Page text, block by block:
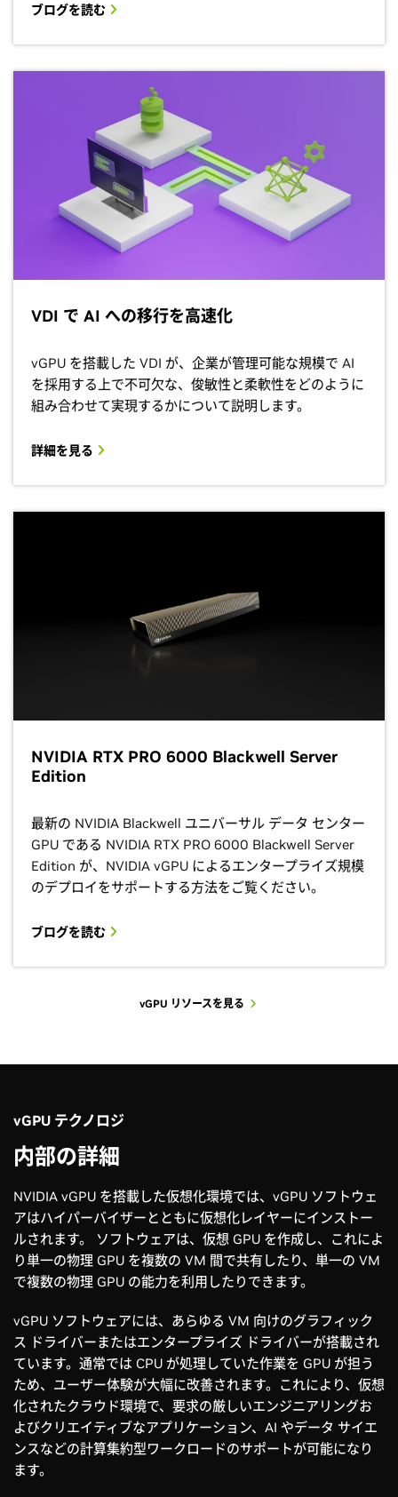
ブログを読む
VDI で AI への移行を高速化
vGPU を搭載した VDI が、企業が管理可能な規模で AI
を採用する上で不可欠な、俊敏性と柔軟性をどのように
組み合わせて実現するかについて説明します。
詳細を見る
NVIDIA RTX PRO 6000 Blackwell Server
Edition
最新の NVIDIA Blackwell ユニバーサル データ センター
GPU である NVIDIA RTX PRO 6000 Blackwell Server
Edition が、NVIDIA vGPU によるエンタープライズ規模
のデプロイをサポートする方法をご覧ください。
ブログを読む
vGPU リソースを見る
ントを網羅したプレイリストをご覧ください。
プレイリストを見る
vGPU の導入サイジングのベスト プラクティスをご覧くださ
い。また、技術ドキュメントで、ワークロードに最適な
NVIDIA GPU を判断してください。
vGPU ドキュメント ハブにアクセスする
セスする
ライズ サポートにお問い合わせください。vGPU ソフトウェ
ア向け NVIDIA サポート サービスでは、包括的なソフトウェ
ア パッチ、アップデート、アップグレードのほか、テクニカ
ル サポートをご利用いただけます。サポート ポータルでは、
パーソナライズされた積極的なサポートを便利かつ確実にご
利用いただけます。
NVIDIA vGPU サポート サービスの詳細を見る
NVIDIA vGPU パッケージ、価格、ライセンス ガイドを確認する
vGPU テクノロジ
内部の詳細
NVIDIA vGPU を搭載した仮想化環境では、vGPU ソフトウェ
アはハイパーバイザーとともに仮想化レイヤーにインストー
ルされます。 ソフトウェアは、仮想 GPU を作成し、これによ
り単一の物理 GPU を複数の VM 間で共有したり、単一の VM
で複数の物理 GPU の能力を利用したりできます。
vGPU ソフトウェアには、あらゆる VM 向けのグラフィック
ス ドライバーまたはエンタープライズ ドライバーが搭載され
ています。通常では CPU が処理していた作業を GPU が担う
ため、ユーザー体験が大幅に改善されます。これにより、仮想
化されたクラウド環境で、要求の厳しいエンジニアリングお
よびクリエイティブなアプリケーション、AI やデータ サイエ
ンスなどの計算集約型ワークロードのサポートが可能になり
ます。